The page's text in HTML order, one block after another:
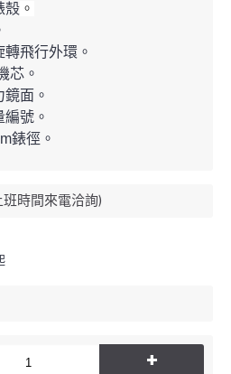
殼 。
飛行外環。
芯。
面。
號。
錶徑。
時間來電洽詢)
+